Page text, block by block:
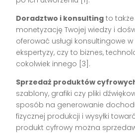
Doradztwo i konsulting to
monetyzację Twojej wiedzy i
oferować usługi konsultingowe
ekspertyzy, czy to biznes,
cokolwiek innego [3].
Sprzedaż produktów
szablony, grafiki czy pliki
sposób na generowanie
fizycznej produkcji i wysyłki
produkt cyfrowy można